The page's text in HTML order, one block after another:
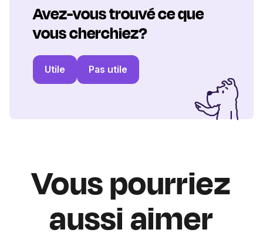
Avez-vous trouvé ce que
vous cherchiez?
Utile Pas utile
Vous pourriez
aussi aimer